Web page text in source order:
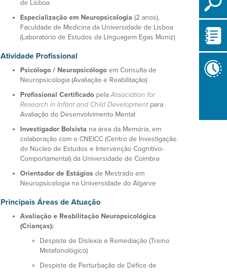
de Lisboa
Especialização em Neuropsicologia (2 anos),
Faculdade de Medicina da Universidade de Lisboa
(Laboratório de Estudos da Linguagem Egas Moniz)
Atividade Profissional
Psicólogo / Neuropsicólogo em Consulta de
Neuropsicologia (Avaliação e Reabilitação)
Profissional Certificado pelaAssociation for
Research in Infant and Child Development para
Avaliação do Desenvolvimento Mental
Investigador Bolsista na área da Memória, em
colaboração com o CNEICC (Centro de Investigação
do Núcleo de Estudos e Intervenção Cognitivo-
Comportamental) da Universidade de Coimbra
Orientador de Estágios de Mestrado em
Neuropsicologia na Universidade do Algarve
Principais Áreas de Atuação
Avaliação e Reabilitação Neuropsicológica
(Crianças):
Despiste de Dislexia e Remediação (Treino
Metafonológico)
Despiste de Perturbação de Défice de